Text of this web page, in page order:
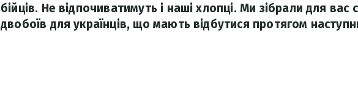
бійців. Не відпочиватимуть і наші хлопці. Ми зібрали для вас
двобоїв для українців, що мають відбутися протягом